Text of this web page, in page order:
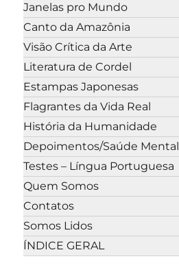
Janelas pro Mundo
Canto da Amazônia
Visão Crítica da Arte
Literatura de Cordel
Estampas Japonesas
Flagrantes da Vida Real
História da Humanidade
Depoimentos/Saúde Mental
Testes – Língua Portuguesa
Quem Somos
Contatos
Somos Lidos
ÍNDICE GERAL